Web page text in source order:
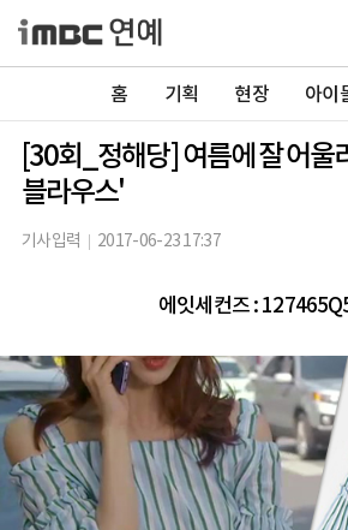
홈 기획 현장 아이
[30회_정해당] 여름에 잘 어울
블라우스'
기사입력 2017-06-23 17:37
에잇세컨즈 :